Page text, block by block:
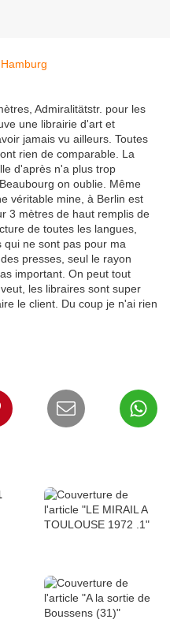
Admiralitätstr. pour les
une librairie d'art et
jamais vu ailleurs. Toutes
rien de comparable. La
d'après n'a plus trop
on oublie. Même
véritable mine, à Berlin est
3 mètres de haut remplis de
de toutes les langues,
ne sont pas pour ma
presses, seul le rayon
important. On peut tout
les libraires sont super
le client. Du coup je n'ai rien